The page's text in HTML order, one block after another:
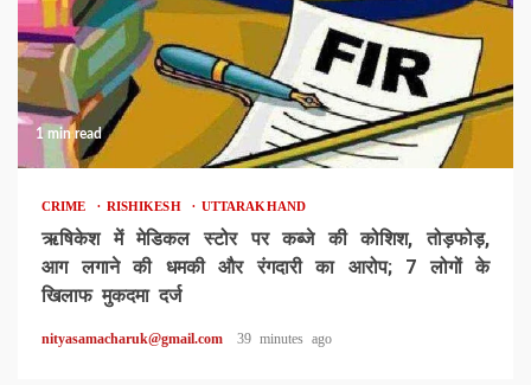
1 min read
CRIME RISHIKESH UTTARAKHAND
ऋषिकेश में मेडिकल स्टोर पर कब्जे की कोशिश, तोड़फोड़,
आग लगाने की धमकी और रंगदारी का आरोप; 7 लोगों के
खिलाफ मुकदमा दर्ज
nityasamacharuk@gmail.com 39 minutes ago